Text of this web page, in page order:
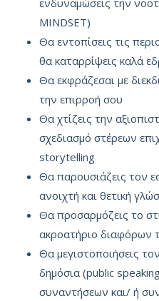
MINDSET)
Θα εντοπίσεις τις
θα καταρρίψεις καλά
Θα εκφράζεσαι με
την επιρροή σου
Θα χτίζεις την
σχεδιασμό στέρεων
storytelling
Θα παρουσιάζεις τον
ανοιχτή και θετική
Θα προσαρμόζεις το
ακροατήριο διαφόρων
Θα μεγιστοποιήσεις
δημόσια (public
συναντήσεων και/ ή